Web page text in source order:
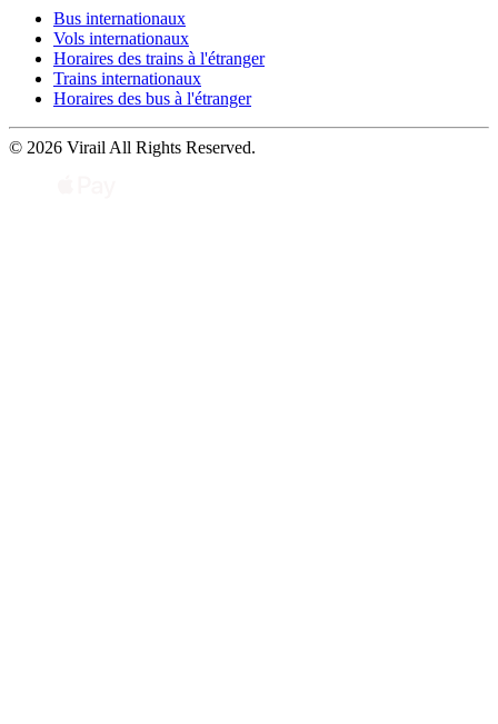
Bus internationaux
Vols internationaux
Horaires des trains à l'étranger
Trains internationaux
Horaires des bus à l'étranger
© 2026 Virail All Rights Reserved.